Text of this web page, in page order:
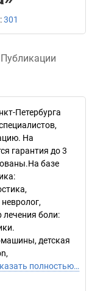
301
Публикации
Петербурга
На
гарантия до 3
базе
лечения боли:
детская
полностью…